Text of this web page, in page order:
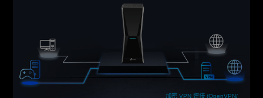
加密 VPN 連接 (OpenVPN/